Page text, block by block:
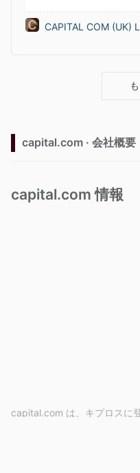
CAPITAL COM (UK)
capital.com · 会社概要
capital.com 情報
capital.com は、キプロスに